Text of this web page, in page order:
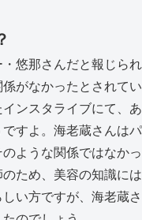
悠那さんだと報じられ
がなかったとされてい
ンスタライブにて、あ
すよ。海老蔵さんはパ
ような関係ではなかっ
ため、美容の知識には
い方ですが、海老蔵さ